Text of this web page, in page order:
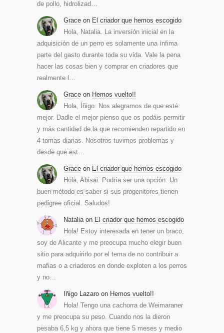
de pollo, hidrolizad…
Grace on El criador que hemos escogido
Hola, Natalia. La inversión inicial en la
adquisición de un perro es solamente una ínfima
parte del gasto durante toda su vida. Vale la pena
hacer las cosas bien y comprar en criadores que
realmente l…
Grace on Hemos vuelto!!
Hola, Íñigo. Nos alegramos de que esté
mejor. Dadle el mejor pienso que os podáis permitir
y más cantidad de la que recomienden repartido en
4 tomas diarias. Nosotros tuvimos problemas y
desde que est…
Grace on El criador que hemos escogido
Hola, Abisai. Podría ser una opción. Un
buen método es saber si sus progenitores tienen
pedigree oficial. Saludos!
Natalia on El criador que hemos escogido
Hola! Estoy interesada en tener un braco,
soy de Alicante y me preocupa mucho elegir buen
sitio para adquirirlo por el tema de no contribuir a
mafias o a criaderos en donde exploten a los perros
y no…
Iñigo Lazaro on Hemos vuelto!!
Hola! Tengo una cachorra de Weimaraner
y me preocupa su peso. Cuando nos la dieron
pesaba 6,5 kg y ahora que tiene 5 meses y medio